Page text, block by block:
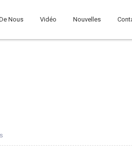
Nous Vidéo Nouvelles